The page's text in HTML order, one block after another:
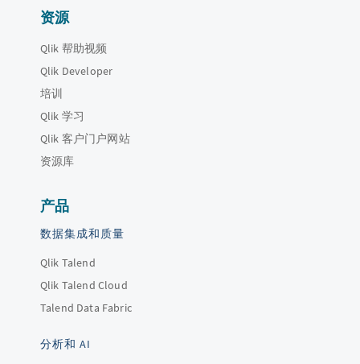
资源
Qlik 帮助视频
Qlik Developer
培训
Qlik 学习
Qlik 客户门户网站
资源库
产品
数据集成和质量
Qlik Talend
Qlik Talend Cloud
Talend Data Fabric
分析和 AI